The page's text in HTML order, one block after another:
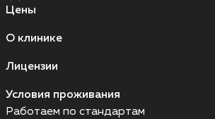
Цены
О клинике
Лицензии
Условия проживания
Работаем по стандартам